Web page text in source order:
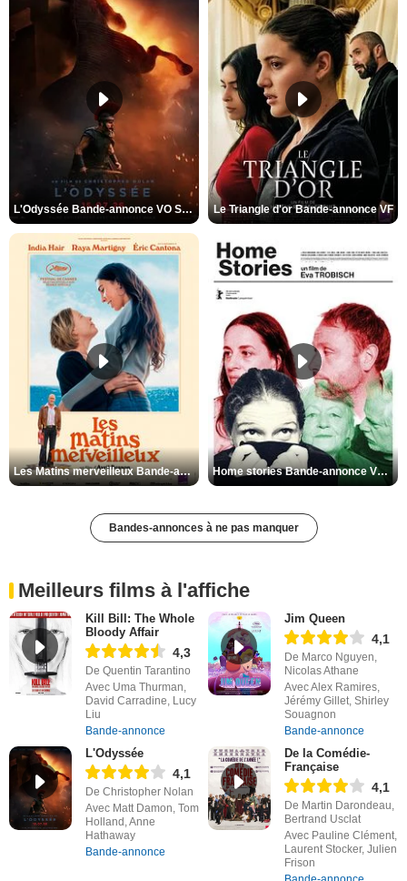
L'Odyssée Bande-annonce VO STFR Le Triangle d'or Bande-annonce VF
Les Matins merveilleux Bande-annonce VF Home stories Bande-annonce VO STFR
Bandes-annonces à ne pas manquer
Meilleurs films à l'affiche
Kill Bill: The Whole
Bloody Affair
4,3
De Quentin Tarantino
Avec Uma Thurman,
David Carradine, Lucy
Liu
Bande-annonce
Jim Queen
4,1
De Marco Nguyen,
Nicolas Athane
Avec Alex Ramires,
Jérémy Gillet, Shirley
Souagnon
Bande-annonce
L'Odyssée
4,1
De Christopher Nolan
Avec Matt Damon, Tom
Holland, Anne
Hathaway
Bande-annonce
De la Comédie-
Française
4,1
De Martin Darondeau,
Bertrand Usclat
Avec Pauline Clément,
Laurent Stocker, Julien
Frison